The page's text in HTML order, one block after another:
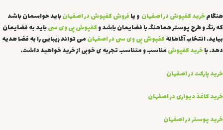
هنگامخرید کفپوش در اصفهان و یافروش کفپوش در اصفهانباید حواسمان باشد
که رنگ و طرح پوستر هماهنگ با فضایمان باشد وکفپوش پی وی سیباید به فضایمان
بیاید. انتخاب آگاهانهکفپوش پی وی سی در اصفهانمی تواند زیبایی را به فضا هدیه
دهد. باخرید کفپوشمناسب و متناسب تجربه ی خوبی از خرید خواهید داشت.
خرید پارکت در اصفهان
خرید کاغذ دیواری در اصفهان
خرید پوستر در اصفهان